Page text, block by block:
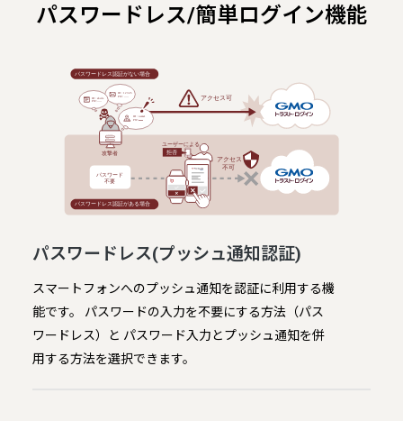
パスワードレス/簡単ログイン機能
パスワードレス(プッシュ通知認証)
スマートフォンへのプッシュ通知を認証に利用する機
能です。 パスワードの入力を不要にする方法（パス
ワードレス）と パスワード入力とプッシュ通知を併
用する方法を選択できます。